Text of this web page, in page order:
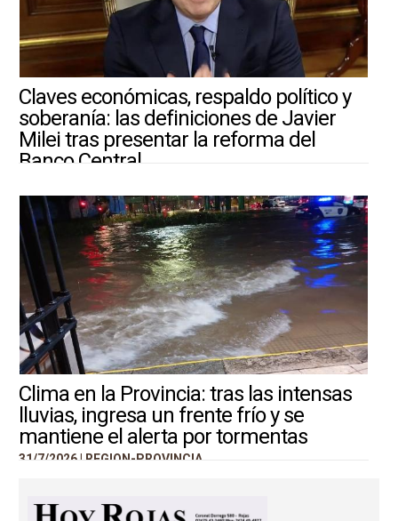
Claves económicas, respaldo político y
soberanía: las definiciones de Javier
Milei tras presentar la reforma del
Banco Central
Clima en la Provincia: tras las intensas
lluvias, ingresa un frente frío y se
mantiene el alerta por tormentas
31/7/2026 | REGION-PROVINCIA